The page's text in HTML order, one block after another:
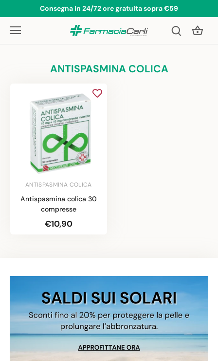
al
contenuto
Consegna in 24/72 ore gratuita sopra €59
ANTISPASMINA COLICA
ANTISPASMINA COLICA
Antispasmina colica 30
compresse
€10,90